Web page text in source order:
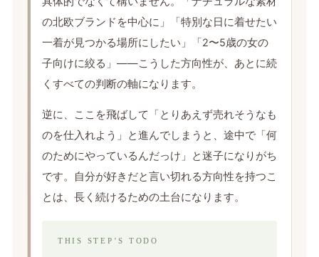
の北欧ブランドを中心に」「特別な日に着せたい
一着が見つかる場所にしたい」「2〜5歳の女の
子向けに絞る」——こうした方向性が、あとに続
くすべての判断の軸になります。
逆に、ここを飛ばして「とりあえず売れそうなも
のを仕入れよう」と進んでしまうと、途中で「何
のためにやっているんだっけ」と迷子になりがち
です。自分が好きだと言い切れる方向性を持つこ
とは、長く続けるための土台になります。
THIS STEP’S TODO